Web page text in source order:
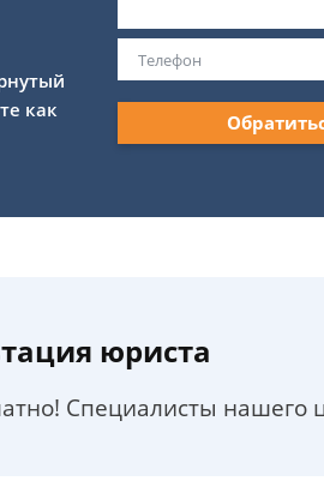
как
юриста
Специалисты нашего